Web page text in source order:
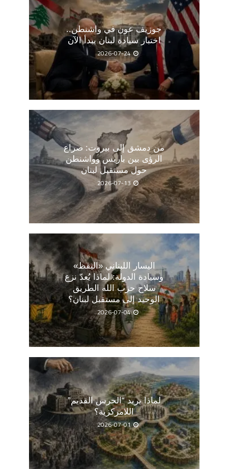
جوزيف عون في واشنطن..
اختبار سيادة لبنان يبدأ الآن
2026-07-24
من دمشق إلى بيروت: صراع
الرؤى بين باريس وواشنطن
حول مستقبل لبنان
2026-07-13
اليسار اللبناني «اليقظ»
وسيادة الدولة: لماذا يُعدّ نزع
سلاح حزب الله الطريق
الوحيد إلى مستقبل لبنان؟
2026-07-04
لماذا يريد “الحرس القديم”
اللامركزية؟
2026-07-01